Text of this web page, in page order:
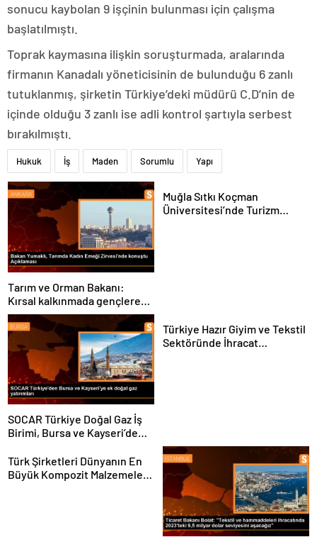
sonucu kaybolan 9 işçinin bulunması için çalışma
başlatılmıştı.
Toprak kaymasına ilişkin soruşturmada, aralarında
firmanın Kanadalı yöneticisinin de bulunduğu 6 zanlı
tutuklanmış, şirketin Türkiye’deki müdürü C.D’nin de
içinde olduğu 3 zanlı ise adli kontrol şartıyla serbest
bırakılmıştı.
Hukuk İş Maden Sorumlu Yapı
Tarım ve Orman Bakanı:
Kırsal kalkınmada gençlere
ve kadınlara pozitif ayrımcılık
yapıyoruz
Muğla Sıtkı Koçman
Üniversitesi’nde Turizm
SOCAR Türkiye Doğal Gaz İş
Birimi, Bursa ve Kayseri’de
Türkiye Hazır Giyim ve Tekstil
Sektöründe İhracat
Türk Şirketleri Dünyanın En
Büyük Kompozit Malzemeler